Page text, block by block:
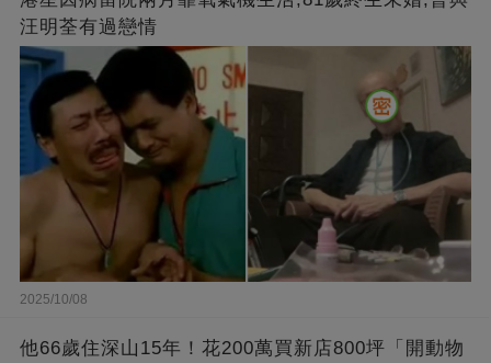
汪明荃有過戀情
2025/10/08
他66歲住深山15年！花200萬買新店800坪「開動物